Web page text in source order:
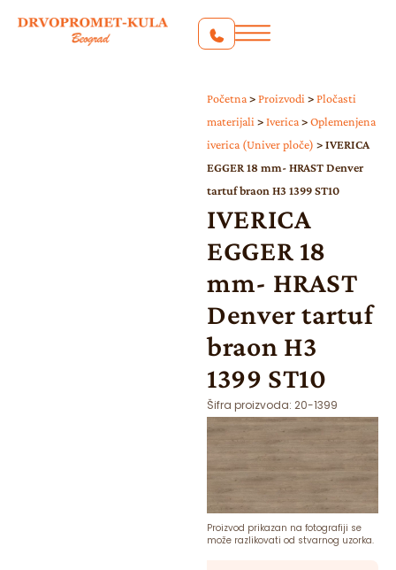
Početna > Proizvodi > Pločasti
materijali > Iverica > Oplemenjena
iverica (Univer ploče) > IVERICA
EGGER 18 mm- HRAST Denver
tartuf braon H3 1399 ST10
IVERICA
EGGER 18
mm- HRAST
Denver tartuf
braon H3
1399 ST10
Šifra proizvoda: 20-1399
Proizvod prikazan na fotografiji se
može razlikovati od stvarnog uzorka.